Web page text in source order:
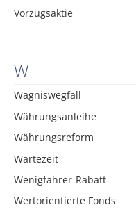
Vorzugsaktie
W
Wagniswegfall
Währungsanleihe
Währungsreform
Wartezeit
Wenigfahrer-Rabatt
Wertorientierte Fonds